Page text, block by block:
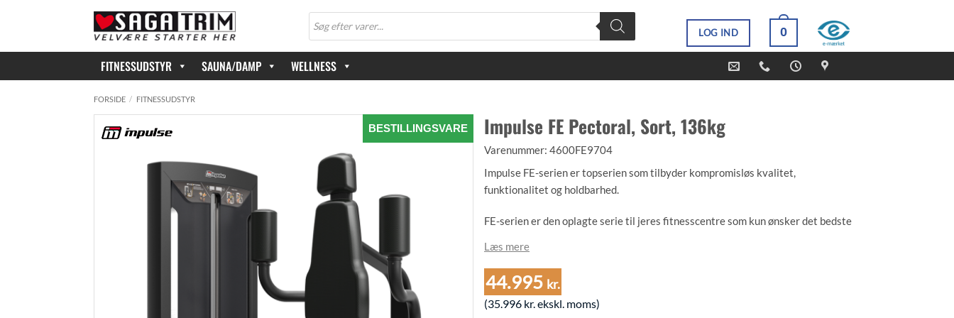
Products
search
LOG IND 0
FITNESSUDSTYR SAUNA/DAMP WELLNESS
FORSIDE / FITNESSUDSTYR
BESTILLINGSVARE Impulse FE Pectoral, Sort, 136kg
Varenummer: 4600FE9704
Impulse FE-serien er topserien som tilbyder kompromisløs kvalitet,
funktionalitet og holdbarhed.
FE-serien er den oplagte serie til jeres fitnesscentre som kun ønsker det bedste
som kan benyttes af alle i stilrent design i særdeles høj kvalitet.
Impulse FE Pectoral træner din bryst med mulighed for at træne konvergant på
en sikker måde som sikre optimal træning. Nem og brugervenlig med gode
Læs mere
44.995 kr.
(35.996 kr.ekskl. moms)